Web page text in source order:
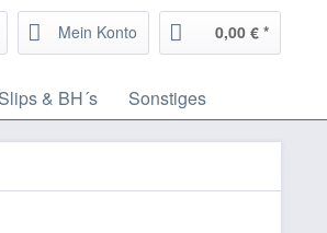
Mein Konto 0,00 € *
Slips & BH´s Sonstiges